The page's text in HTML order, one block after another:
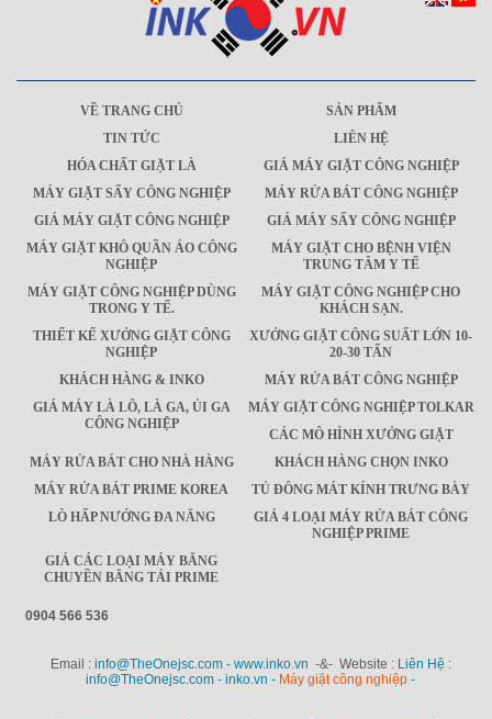
VỀ TRANG CHỦ
SẢN PHẨM
TIN TỨC
LIÊN HỆ
HÓA CHẤT GIẶT LÀ
GIÁ MÁY GIẶT CÔNG NGHIỆP
MÁY GIẶT SẤY CÔNG NGHIỆP
MÁY RỬA BÁT CÔNG NGHIỆP
GIÁ MÁY GIẶT CÔNG NGHIỆP
GIÁ MÁY SẤY CÔNG NGHIỆP
MÁY GIẶT KHÔ QUẦN ÁO CÔNG
NGHIỆP
MÁY GIẶT CHO BỆNH VIỆN
TRUNG TÂM Y TẾ
MÁY GIẶT CÔNG NGHIỆP DÙNG
TRONG Y TẾ.
MÁY GIẶT CÔNG NGHIỆP CHO
KHÁCH SẠN.
THIẾT KẾ XƯỞNG GIẶT CÔNG
NGHIỆP
XƯỞNG GIẶT CÔNG SUẤT LỚN 10-
20-30 TẤN
KHÁCH HÀNG & INKO
MÁY RỬA BÁT CÔNG NGHIỆP
GIÁ MÁY LÀ LÔ, LÀ GA, ỦI GA
CÔNG NGHIỆP
MÁY GIẶT CÔNG NGHIỆP TOLKAR
CÁC MÔ HÌNH XƯỞNG GIẶT
MÁY RỬA BÁT CHO NHÀ HÀNG
KHÁCH HÀNG CHỌN INKO
MÁY RỬA BÁT PRIME KOREA
TỦ ĐÔNG MÁT KÍNH TRƯNG BÀY
LÒ HẤP NƯỚNG ĐA NĂNG
GIÁ 4 LOẠI MÁY RỬA BÁT CÔNG
NGHIỆP PRIME
GIÁ CÁC LOẠI MÁY BĂNG
CHUYỀN BĂNG TẢI PRIME
0904 566 536
Email : info@TheOnejsc.com - www.inko.vn -&- Website : Liên Hệ :
info@TheOnejsc.com - inko.vn - Máy giặt công nghiệp -